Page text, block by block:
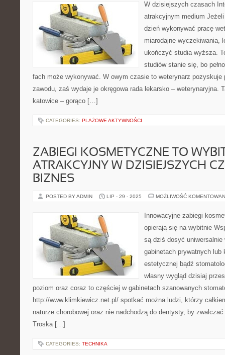
W dzisiejszych czasach
atrakcyjnym medium
dzień wykonywać pracę
miarodajne wyczekiwania,
ukończyć studia wyższa.
studiów stanie się, bo
fach może wykonywać. W owym czasie to weterynarz pozyskuje
zawodu, zaś wydaje je okręgowa rada lekarsko – weterynaryjna.
katowice – gorąco […]
CATEGORIES: PLAŻOWE AKTYWNOŚCI
ZABIEGI KOSMETYCZNE TO
ATRAKCYJNY W DZISIEJSZYCH
BIZNES
POSTED BY ADMIN LIP - 29 - 2025 MOŻLIWOŚĆ
Innowacyjne zabiegi
opierają się na wybitnie
są dziś dosyć uniwersalnie
gabinetach prywatnych lub
estetycznej bądź
własny wygląd dzisiaj
poziom oraz coraz to częściej w gabinetach szanowanych
http://www.klimkiewicz.net.pl/ spotkać można ludzi, którzy
naturze chorobowej oraz nie nadchodzą do dentysty, by zwalczać
Troska […]
CATEGORIES: TECHNIKA